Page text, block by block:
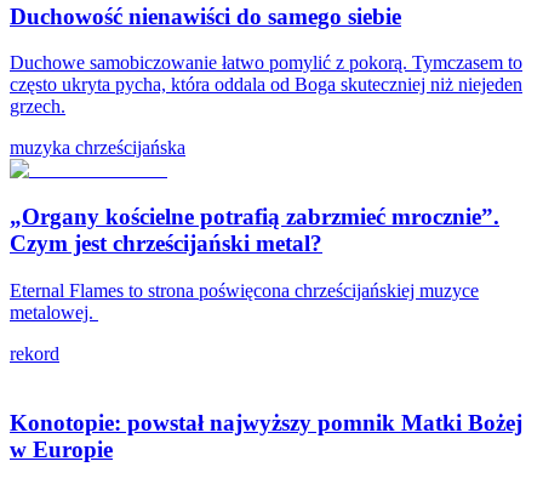
Duchowość nienawiści do samego siebie
Duchowe samobiczowanie łatwo pomylić z pokorą. Tymczasem to
często ukryta pycha, która oddala od Boga skuteczniej niż niejeden
grzech.
muzyka chrześcijańska
„Organy kościelne potrafią zabrzmieć mrocznie”.
Czym jest chrześcijański metal?
Eternal Flames to strona poświęcona chrześcijańskiej muzyce
metalowej.
rekord
Konotopie: powstał najwyższy pomnik Matki Bożej
w Europie